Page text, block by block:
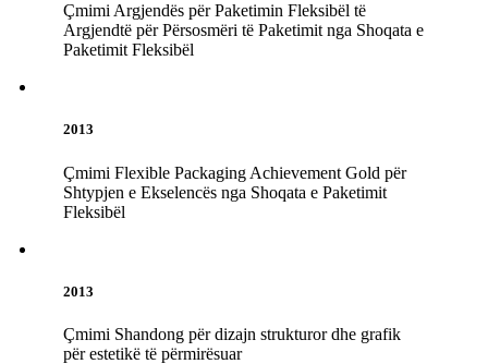
Çmimi Argjendës për Paketimin Fleksibël të
Argjendtë për Përsosmëri të Paketimit nga Shoqata e
Paketimit Fleksibël
2013
Çmimi Flexible Packaging Achievement Gold për
Shtypjen e Ekselencës nga Shoqata e Paketimit
Fleksibël
2013
Çmimi Shandong për dizajn strukturor dhe grafik
për estetikë të përmirësuar